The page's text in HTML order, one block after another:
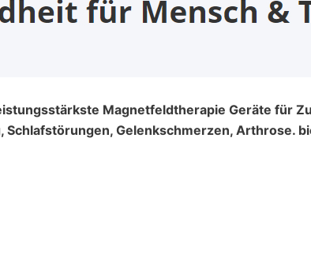
Magnetfeldtherapie Geräte für
Schlafstörungen, Gelenkschmerzen, Arthrose.